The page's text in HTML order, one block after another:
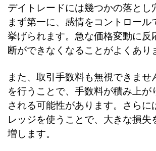
デイトレードには幾つかの落とし
まず第一に、感情をコントロール
挙げられます。急な価格変動に反
断ができなくなることがよくあり
また、取引手数料も無視できませ
を行うことで、手数料が積み上が
される可能性があります。さらに
レッジを使うことで、大きな損失
増します。